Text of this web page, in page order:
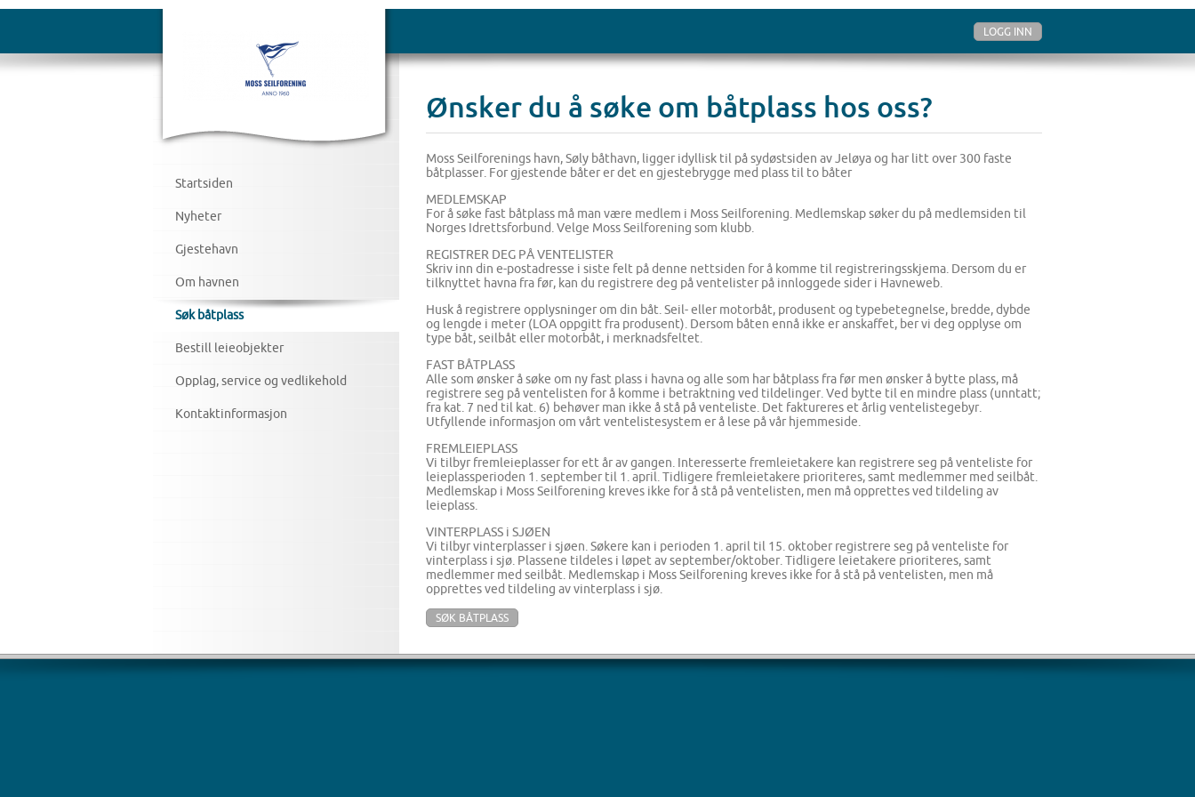
LOGG INN
Startsiden
Nyheter
Gjestehavn
Om havnen
Søk båtplass
Bestill leieobjekter
Opplag, service og vedlikehold
Kontaktinformasjon
Ønsker du å søke om båtplass hos oss?
Moss Seilforenings havn, Søly båthavn, ligger idyllisk til på sydøstsiden av Jeløya og har litt over 300 faste
båtplasser. For gjestende båter er det en gjestebrygge med plass til to båter
MEDLEMSKAP
For å søke fast båtplass må man være medlem i Moss Seilforening. Medlemskap søker du på medlemsiden til
Norges Idrettsforbund. Velge Moss Seilforening som klubb.
REGISTRER DEG PÅ VENTELISTER
Skriv inn din e-postadresse i siste felt på denne nettsiden for å komme til registreringsskjema. Dersom du er
tilknyttet havna fra før, kan du registrere deg på ventelister på innloggede sider i Havneweb.
Husk å registrere opplysninger om din båt. Seil- eller motorbåt, produsent og typebetegnelse, bredde, dybde
og lengde i meter (LOA oppgitt fra produsent). Dersom båten ennå ikke er anskaffet, ber vi deg opplyse om
type båt, seilbåt eller motorbåt, i merknadsfeltet.
FAST BÅTPLASS
Alle som ønsker å søke om ny fast plass i havna og alle som har båtplass fra før men ønsker å bytte plass, må
registrere seg på ventelisten for å komme i betraktning ved tildelinger. Ved bytte til en mindre plass (unntatt;
fra kat. 7 ned til kat. 6) behøver man ikke å stå på venteliste. Det faktureres et årlig ventelistegebyr.
Utfyllende informasjon om vårt ventelistesystem er å lese på vår hjemmeside.
FREMLEIEPLASS
Vi tilbyr fremleieplasser for ett år av gangen. Interesserte fremleietakere kan registrere seg på venteliste for
leieplassperioden 1. september til 1. april. Tidligere fremleietakere prioriteres, samt medlemmer med seilbåt.
Medlemskap i Moss Seilforening kreves ikke for å stå på ventelisten, men må opprettes ved tildeling av
leieplass.
VINTERPLASS i SJØEN
Vi tilbyr vinterplasser i sjøen. Søkere kan i perioden 1. april til 15. oktober registrere seg på venteliste for
vinterplass i sjø. Plassene tildeles i løpet av september/oktober. Tidligere leietakere prioriteres, samt
medlemmer med seilbåt. Medlemskap i Moss Seilforening kreves ikke for å stå på ventelisten, men må
opprettes ved tildeling av vinterplass i sjø.
SØK BÅTPLASS